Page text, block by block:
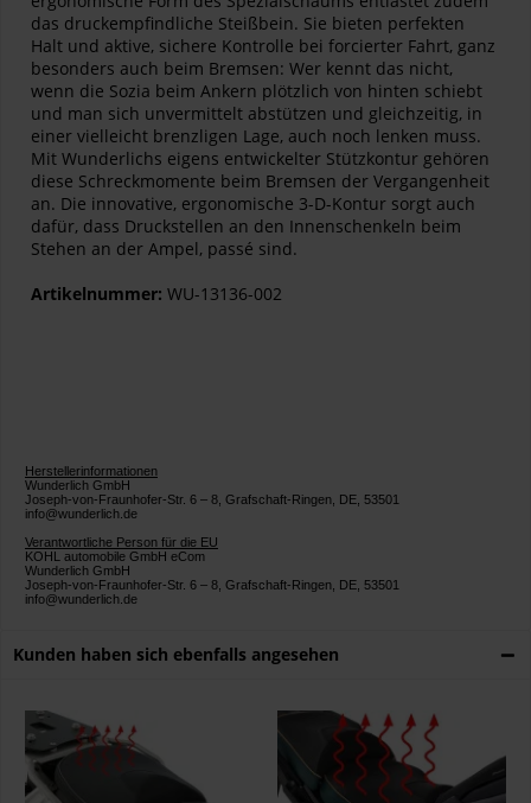
das druckempfindliche Steißbein. Sie bieten perfekten
Halt und aktive, sichere Kontrolle bei forcierter Fahrt, ganz
besonders auch beim Bremsen: Wer kennt das nicht,
wenn die Sozia beim Ankern plötzlich von hinten schiebt
und man sich unvermittelt abstützen und gleichzeitig, in
einer vielleicht brenzligen Lage, auch noch lenken muss.
Mit Wunderlichs eigens entwickelter Stützkontur gehören
diese Schreckmomente beim Bremsen der Vergangenheit
an. Die innovative, ergonomische 3-D-Kontur sorgt auch
dafür, dass Druckstellen an den Innenschenkeln beim
Stehen an der Ampel, passé sind.
Artikelnummer: WU-13136-002
Herstellerinformationen
Wunderlich GmbH
Joseph-von-Fraunhofer-Str. 6 – 8, Grafschaft-Ringen, DE, 53501
info@wunderlich.de
Verantwortliche Person für die EU
KOHL automobile GmbH eCom
Wunderlich GmbH
Joseph-von-Fraunhofer-Str. 6 – 8, Grafschaft-Ringen, DE, 53501
info@wunderlich.de
Kunden haben sich ebenfalls angesehen